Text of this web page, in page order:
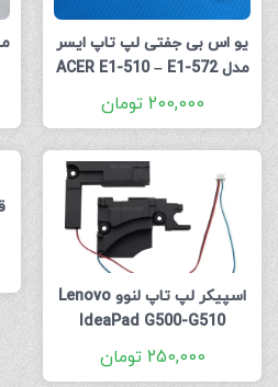
یو اس بی جفتی لپ تاپ ایسر
مدل ACER E1-510 – E1-572
– V5WE2 USB NBX001BH00
REV:1.0
200,000 تومان
اسپیکر لپ تاپ لنوو Lenovo
IdeaPad G500-G510
250,000 تومان